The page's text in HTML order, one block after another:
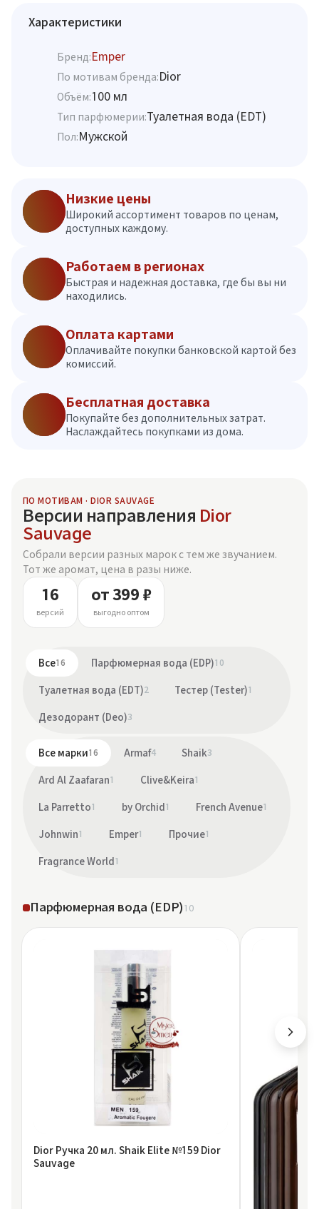
Характеристики
Бренд:Emper
По мотивам бренда:Dior
Объём:100 мл
Тип парфюмерии:Туалетная вода (EDT)
Пол:Мужской
Низкие цены
Широкий ассортимент товаров по ценам,
доступных каждому.
Работаем в регионах
Быстрая и надежная доставка, где бы вы ни
находились.
Оплата картами
Оплачивайте покупки банковской картой без
комиссий.
Бесплатная доставка
Покупайте без дополнительных затрат.
Наслаждайтесь покупками из дома.
ПО МОТИВАМ · DIOR SAUVAGE
Версии направления Dior
Sauvage
Собрали версии разных марок с тем же звучанием.
Тот же аромат, цена в разы ниже.
16
версий
от 399 ₽
выгодно оптом
Все16 Парфюмерная вода (EDP)10
Туалетная вода (EDT)2 Тестер (Tester)1
Дезодорант (Deo)3
Все марки16 Armaf4 Shaik3
Ard Al Zaafaran1 Clive&Keira1
La Parretto1 by Orchid 1 French Avenue1
Johnwin1 Emper1 Прочие1
Fragrance World 1
Парфюмерная вода (EDP)10
Dior Ручка 20 мл. Shaik Elite №159 Dior
Sauvage